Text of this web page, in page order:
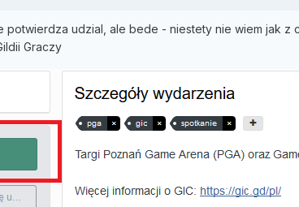
potwierdza udzial, ale bede - niestety nie wiem jak
Graczy